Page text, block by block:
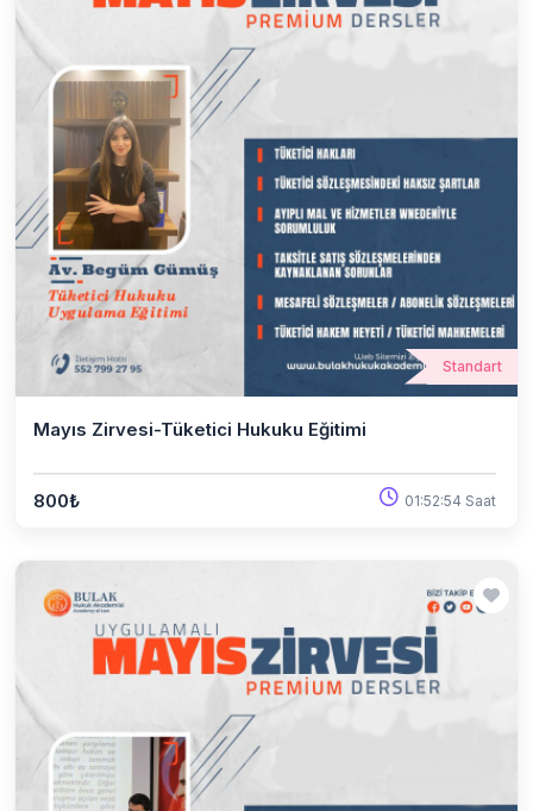
Standart
Mayıs Zirvesi-Tüketici Hukuku Eğitimi
800₺ 01:52:54 Saat